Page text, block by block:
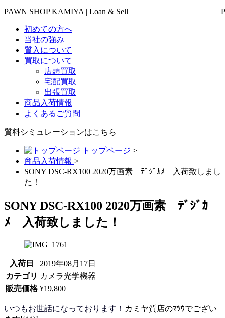
PAWN SHOP KAMIYA | Loan & Sell
初めての方へ
当社の強み
質入について
買取について
店頭買取
宅配買取
出張買取
商品入荷情報
よくあるご質問
質料シミュレーションはこちら
トップページ >
商品入荷情報 >
SONY DSC-RX100 2020万画素 ﾃﾞｼﾞｶﾒ 入荷致しまし
た！
SONY DSC-RX100 2020万画素 ﾃﾞｼﾞｶ
ﾒ 入荷致しました！
入荷日
2019年08月17日
カテゴリ カメラ光学機器
販売価格 ¥19,800
いつもお世話になっております！ カミヤ質店のﾏﾂｳでござい